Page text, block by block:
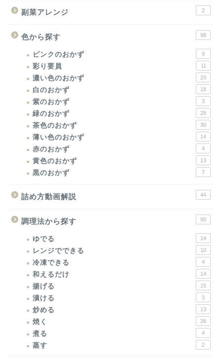
副菜アレンジ 2
色から探す 98
ピンクのおかず 9
彩り要員 11
濃い色のおかず 20
白のおかず 18
紫のおかず 3
緑のおかず 28
茶色のおかず 30
薄い色のおかず 14
赤のおかず 4
黄色のおかず 13
黒のおかず 7
詰め方動画解説 44
調理法から探す 90
ゆでる 14
レンジでできる 10
冷凍できる 4
和えるだけ 14
揚げる 15
漬ける 3
炒める 13
焼く 26
煮る 4
蒸す 2